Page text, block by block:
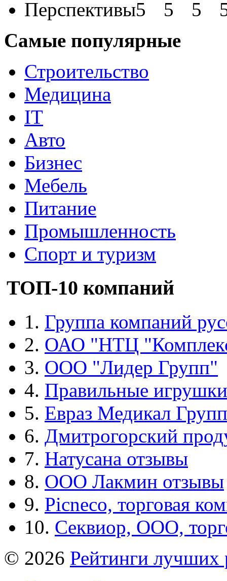
Перспективы
Самые популярные
Строительство
Медицина
IT
Авто
Бизнес
Мебель
Питание
Промышленность
Спорт и туризм
ТОП-10 компаний
1. Группа компаний
2. ОАО "НТЦ
3. ООО "Лидер Групп"
4. Правильные игрушки
5. Евраз Медикал Групп
6. Дмитрогорский
7. Натусана отзывы
8. ООО Лакмин отзывы
9. Picneco, торговая
10. Секвиор, ООО,
© 2026 Рейтинги лучших